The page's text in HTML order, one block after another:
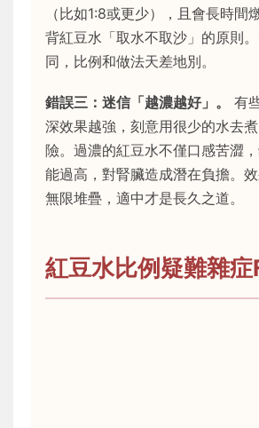
（比如1:8或更少），且會長時間
背紅豆水「取水不取沙」的原則
同，比例和做法天差地別。
錯誤三：迷信「越濃越好」。
有
深效果越強，刻意用很少的水去
險。過濃的紅豆水不僅口感苦澀
能過高，對腎臟造成潛在負擔。
無限堆疊，適中才是長久之道。
紅豆水比例疑難雜症